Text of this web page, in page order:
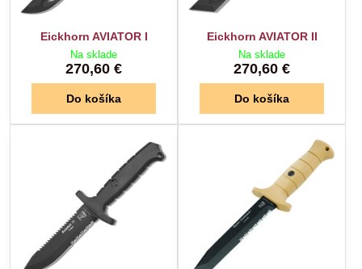
Eickhorn AVIATOR I
Na sklade
270,60 €
Do košíka
Eickhorn AVIATOR II
Na sklade
270,60 €
Do košíka